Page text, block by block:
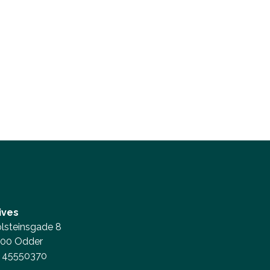
8
Odder
45550370